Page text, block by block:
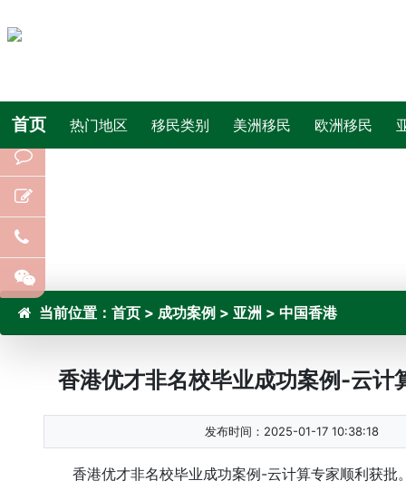
首页 热门地区 移民类别 美洲移民 欧洲移民
当前位置： 首页 > 成功案例 > 亚洲 > 中国香港
香港优才非名校毕业成功案例-云计
发布时间：2025-01-17 10:38:18
香港优才非名校毕业成功案例-云计算专家顺利获批